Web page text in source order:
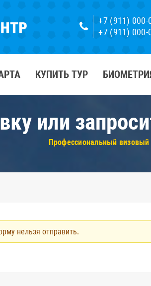
+7 (911) 000-
+7 (911) 000-
КУПИТЬ ТУР
или
Профессиональный визовый
нельзя отправить.